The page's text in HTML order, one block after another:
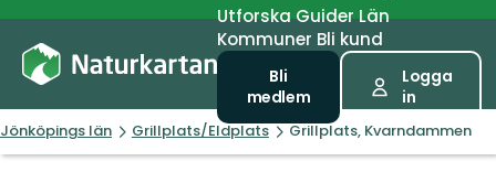
UtforskaGuiderLän
Kommuner Bli kund
Bli
medlem
Logga
in
Jönköpings län Grillplats/Eldplats Grillplats, Kvarndammen